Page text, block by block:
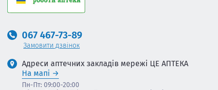
067 467-73-89
Замовити дзвінок
Адреси аптечних закладів мережі ЦЕ АПТЕКА
На мапі
Пн-Пт: 09:00-20:00